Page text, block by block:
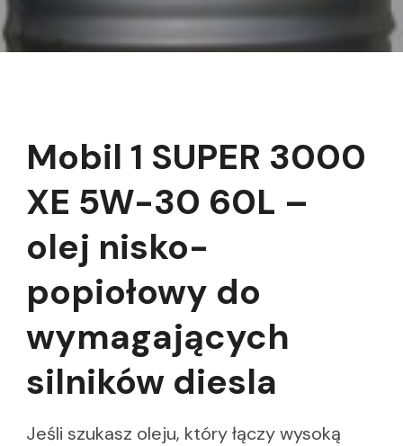
Mobil 1 SUPER 3000
XE 5W-30 60L –
olej nisko-
popiołowy do
wymagających
silników diesla
Jeśli szukasz oleju, który łączy wysoką